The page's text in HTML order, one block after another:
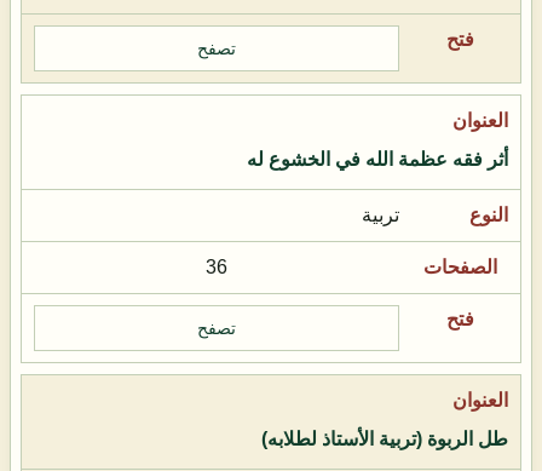
تصفح
أثر فقه عظمة الله في الخشوع له
تربية
36
تصفح
طل الربوة (تربية الأستاذ لطلابه)